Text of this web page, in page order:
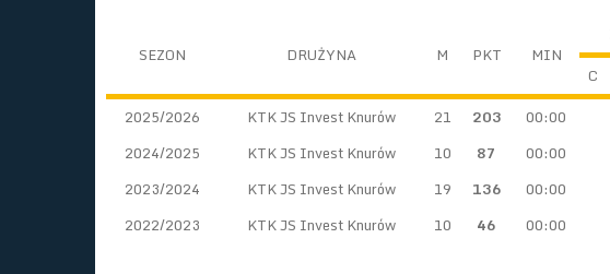
SEZON DRUŻYNA M PKT MIN
C
2025/2026
KTK JS Invest Knurów 21 203 00:00
2024/2025
KTK JS Invest Knurów 10 87 00:00
2023/2024
KTK JS Invest Knurów 19 136 00:00
2022/2023
KTK JS Invest Knurów 10 46 00:00